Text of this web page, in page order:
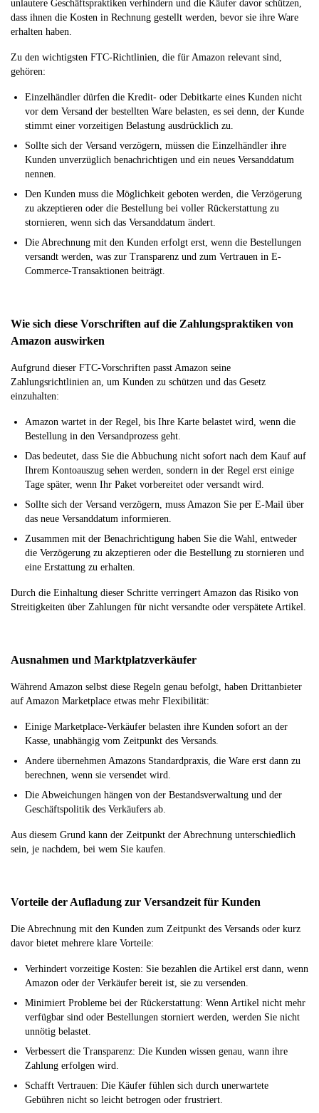
unlautere Geschäftspraktiken verhindern und die Käufer davor schützen,
dass ihnen die Kosten in Rechnung gestellt werden, bevor sie ihre Ware
erhalten haben.
Zu den wichtigsten FTC-Richtlinien, die für Amazon relevant sind,
gehören:
Einzelhändler dürfen die Kredit- oder Debitkarte eines Kunden nicht
vor dem Versand der bestellten Ware belasten, es sei denn, der Kunde
stimmt einer vorzeitigen Belastung ausdrücklich zu.
Sollte sich der Versand verzögern, müssen die Einzelhändler ihre
Kunden unverzüglich benachrichtigen und ein neues Versanddatum
nennen.
Den Kunden muss die Möglichkeit geboten werden, die Verzögerung
zu akzeptieren oder die Bestellung bei voller Rückerstattung zu
stornieren, wenn sich das Versanddatum ändert.
Die Abrechnung mit den Kunden erfolgt erst, wenn die Bestellungen
versandt werden, was zur Transparenz und zum Vertrauen in E-
Commerce-Transaktionen beiträgt.
Wie sich diese Vorschriften auf die Zahlungspraktiken von
Amazon auswirken
Aufgrund dieser FTC-Vorschriften passt Amazon seine
Zahlungsrichtlinien an, um Kunden zu schützen und das Gesetz
einzuhalten:
Amazon wartet in der Regel, bis Ihre Karte belastet wird, wenn die
Bestellung in den Versandprozess geht.
Das bedeutet, dass Sie die Abbuchung nicht sofort nach dem Kauf auf
Ihrem Kontoauszug sehen werden, sondern in der Regel erst einige
Tage später, wenn Ihr Paket vorbereitet oder versandt wird.
Sollte sich der Versand verzögern, muss Amazon Sie per E-Mail über
das neue Versanddatum informieren.
Zusammen mit der Benachrichtigung haben Sie die Wahl, entweder
die Verzögerung zu akzeptieren oder die Bestellung zu stornieren und
eine Erstattung zu erhalten.
Durch die Einhaltung dieser Schritte verringert Amazon das Risiko von
Streitigkeiten über Zahlungen für nicht versandte oder verspätete Artikel.
Ausnahmen und Marktplatzverkäufer
Während Amazon selbst diese Regeln genau befolgt, haben Drittanbieter
auf Amazon Marketplace etwas mehr Flexibilität:
Einige Marketplace-Verkäufer belasten ihre Kunden sofort an der
Kasse, unabhängig vom Zeitpunkt des Versands.
Andere übernehmen Amazons Standardpraxis, die Ware erst dann zu
berechnen, wenn sie versendet wird.
Die Abweichungen hängen von der Bestandsverwaltung und der
Geschäftspolitik des Verkäufers ab.
Aus diesem Grund kann der Zeitpunkt der Abrechnung unterschiedlich
sein, je nachdem, bei wem Sie kaufen.
Vorteile der Aufladung zur Versandzeit für Kunden
Die Abrechnung mit den Kunden zum Zeitpunkt des Versands oder kurz
davor bietet mehrere klare Vorteile:
Verhindert vorzeitige Kosten: Sie bezahlen die Artikel erst dann, wenn
Amazon oder der Verkäufer bereit ist, sie zu versenden.
Minimiert Probleme bei der Rückerstattung: Wenn Artikel nicht mehr
verfügbar sind oder Bestellungen storniert werden, werden Sie nicht
unnötig belastet.
Verbessert die Transparenz: Die Kunden wissen genau, wann ihre
Zahlung erfolgen wird.
Schafft Vertrauen: Die Käufer fühlen sich durch unerwartete
Gebühren nicht so leicht betrogen oder frustriert.